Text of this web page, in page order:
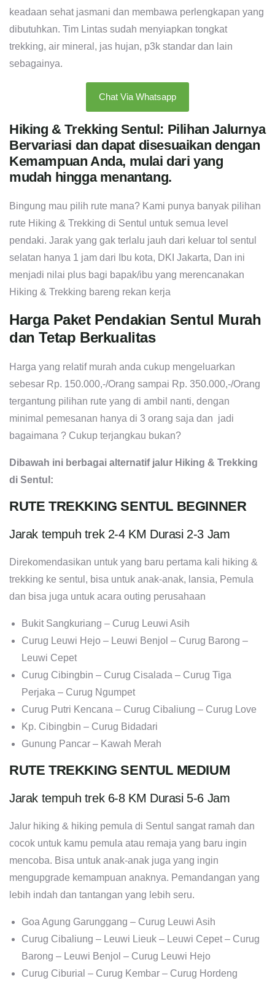
keadaan sehat jasmani dan membawa perlengkapan yang
dibutuhkan. Tim Lintas sudah menyiapkan tongkat
trekking, air mineral, jas hujan, p3k standar dan lain
sebagainya.
Chat Via Whatsapp
Hiking & Trekking Sentul: Pilihan Jalurnya
Bervariasi dan dapat disesuaikan dengan
Kemampuan Anda, mulai dari yang
mudah hingga menantang.
Bingung mau pilih rute mana? Kami punya banyak pilihan
rute Hiking & Trekking di Sentul untuk semua level
pendaki. Jarak yang gak terlalu jauh dari keluar tol sentul
selatan hanya 1 jam dari Ibu kota, DKI Jakarta, Dan ini
menjadi nilai plus bagi bapak/ibu yang merencanakan
Hiking & Trekking bareng rekan kerja
Harga Paket Pendakian Sentul Murah
dan Tetap Berkualitas
Harga yang relatif murah anda cukup mengeluarkan
sebesar Rp. 150.000,-/Orang sampai Rp. 350.000,-/Orang
tergantung pilihan rute yang di ambil nanti, dengan
minimal pemesanan hanya di 3 orang saja dan jadi
bagaimana ? Cukup terjangkau bukan?
Dibawah ini berbagai alternatif jalur Hiking & Trekking
di Sentul:
RUTE TREKKING SENTUL BEGINNER
Jarak tempuh trek 2-4 KM Durasi 2-3 Jam
Direkomendasikan untuk yang baru pertama kali hiking &
trekking ke sentul, bisa untuk anak-anak, lansia, Pemula
dan bisa juga untuk acara outing perusahaan
Bukit Sangkuriang – Curug Leuwi Asih
Curug Leuwi Hejo – Leuwi Benjol – Curug Barong –
Leuwi Cepet
Curug Cibingbin – Curug Cisalada – Curug Tiga
Perjaka – Curug Ngumpet
Curug Putri Kencana – Curug Cibaliung – Curug Love
Kp. Cibingbin – Curug Bidadari
Gunung Pancar – Kawah Merah
RUTE TREKKING SENTUL MEDIUM
Jarak tempuh trek 6-8 KM Durasi 5-6 Jam
Jalur hiking & hiking pemula di Sentul sangat ramah dan
cocok untuk kamu pemula atau remaja yang baru ingin
mencoba. Bisa untuk anak-anak juga yang ingin
mengupgrade kemampuan anaknya. Pemandangan yang
lebih indah dan tantangan yang lebih seru.
Goa Agung Garunggang – Curug Leuwi Asih
Curug Cibaliung – Leuwi Lieuk – Leuwi Cepet – Curug
Barong – Leuwi Benjol – Curug Leuwi Hejo
Curug Ciburial – Curug Kembar – Curug Hordeng